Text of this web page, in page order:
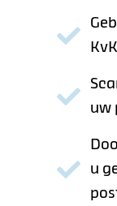
KvK
uw
u